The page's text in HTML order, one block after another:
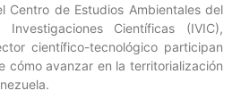
Centro de Estudios Ambientales del
Científicas (IVIC),
científico-tecnológico participan
cómo avanzar en la territorialización